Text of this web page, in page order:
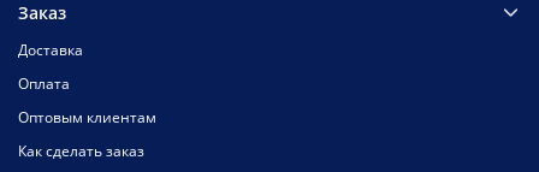
Заказ
Доставка
Оплата
Оптовым клиентам
Как сделать заказ